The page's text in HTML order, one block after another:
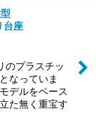
台座
のプラスチッ
なっていま
デルをベース
た無く重宝す